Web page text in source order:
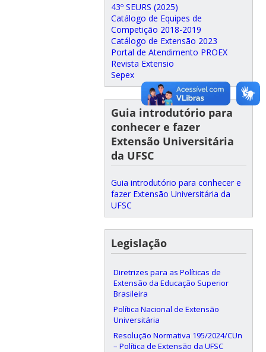
43º SEURS (2025)
Catálogo de Equipes de
Competição 2018-2019
Catálogo de Extensão 2023
Portal de Atendimento PROEX
Revista Extensio
Sepex
Guia introdutório para
conhecer e fazer
Extensão Universitária
da UFSC
Guia introdutório para conhecer e
fazer Extensão Universitária da
UFSC
Legislação
Diretrizes para as Políticas de
Extensão da Educação Superior
Brasileira
Política Nacional de Extensão
Universitária
Resolução Normativa 195/2024/CUn
– Política de Extensão da UFSC